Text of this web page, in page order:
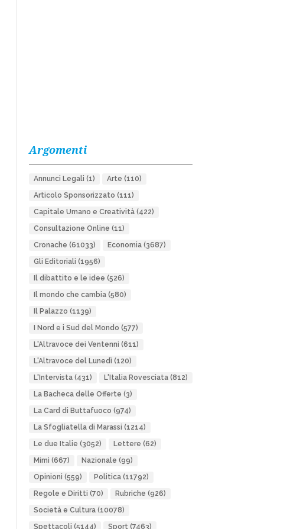
Argomenti
Annunci Legali (1) Arte (110)
Articolo Sponsorizzato (111)
Capitale Umano e Creatività(422)
Consultazione Online (11)
Cronache (61033) Economia(3687)
Gli Editoriali (1956)
Il dibattito e le idee (526)
Il mondo che cambia(580)
Il Palazzo (1139)
I Nord e i Sud del Mondo (577)
L'Altravoce dei Ventenni (611)
L'Altravoce del Lunedì (120)
L'Intervista(431) L'Italia Rovesciata(812)
La Bacheca delle Offerte (3)
La Card di Buttafuoco (974)
La Sfogliatella di Marassi (1214)
Le due Italie (3052) Lettere (62)
Mimì (667) Nazionale (99)
Opinioni (559) Politica(11792)
Regole e Diritti (70) Rubriche (926)
Società e Cultura(10078)
Spettacoli (5144) Sport(7463)